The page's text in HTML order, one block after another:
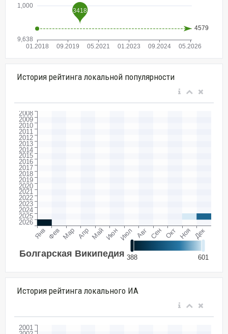
История рейтинга локальной популярности
История рейтинга локального ИА